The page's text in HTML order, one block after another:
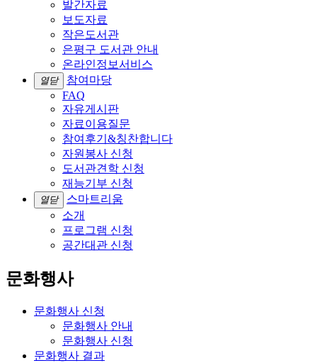
발간자료
보도자료
작은도서관
은평구 도서관 안내
온라인정보서비스
열닫
참여마당
FAQ
자유게시판
자료이용질문
참여후기&칭찬합니다
자원봉사 신청
도서관견학 신청
재능기부 신청
열닫
스마트리움
소개
프로그램 신청
공간대관 신청
문화행사
문화행사 신청
문화행사 안내
문화행사 신청
문화행사 결과